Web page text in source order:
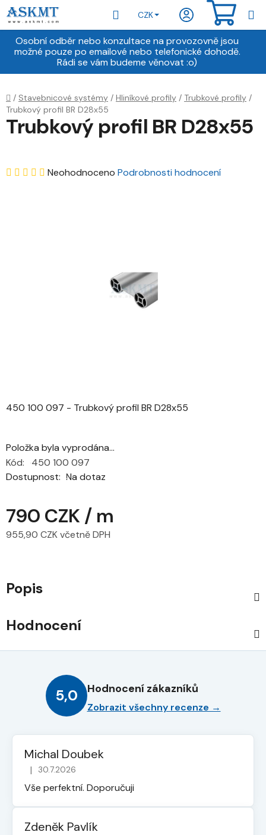
Přejít
na
obsah
Osobní odběr nebo konzultace na provozovně jsou
možné pouze po emailové nebo telefonické dohodě.
Rádi se vám budeme věnovat :o)
Hledat
CZK
Domů
/ Stavebnicové systémy / Hliníkové profily / Trubkové profily /
Trubkový profil BR D28x55
450 100 097 - Trubkový profil BR D28x55
Položka byla vyprodána…
Dostupnost Na dotaz
Kód: 450 100 097
790 CZK / m
955,90 CZK včetně DPH
Trubkový profil BR D28x55
Průměrné
Neohodnoceno Podrobnosti hodnocení
Popis
Hodnocení
5,0 Hodnocení zákazníků
Zobrazit všechny recenze →
Michal Doubek
Hodnocení obchodu je 5 z 5 hvězdiček.
| 30.7.2026
Vše perfektní. Doporučuji
Zdeněk Pavlík